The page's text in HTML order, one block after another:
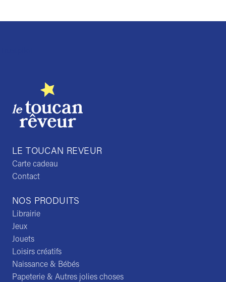
NOS PRODUITS
Librairie
Jeux
Jouets
Loisirs créatifs
Naissance & Bébés
Papeterie & Autres jolies choses
LE TOUCAN REVEUR
Carte cadeau
Contact